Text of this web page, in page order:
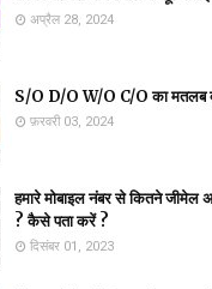
अप्रैल 28, 2024
S/O D/O W/O C/O का मतलब
फ़रवरी 03, 2024
हमारे मोबाइल नंबर से कितने जीमेल
? कैसे पता करें ?
दिसंबर 01, 2023